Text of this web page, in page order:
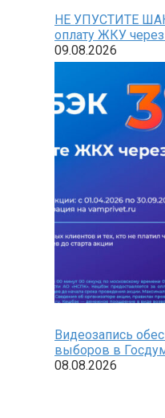
НЕ УПУСТИТЕ
оплату ЖКУ
09.08.2026
Видеозапись
выборов в
08.08.2026